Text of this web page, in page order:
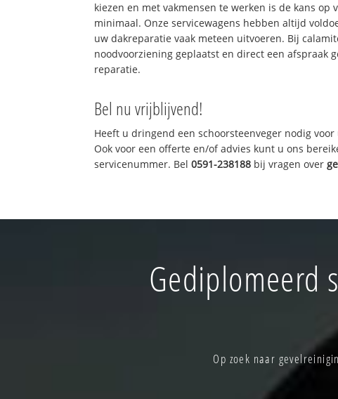
kiezen en met vakmensen te werken is de kans op
minimaal. Onze servicewagens hebben altijd
uw dakreparatie vaak meteen uitvoeren. Bij
noodvoorziening geplaatst en direct een afspraak
reparatie.
Bel nu vrijblijvend!
Heeft u dringend een schoorsteenveger nodig voor
Ook voor een offerte en/of advies kunt u ons
servicenummer. Bel0591-238188 bij vragen over
Gediplomeerd
Op zoek naar